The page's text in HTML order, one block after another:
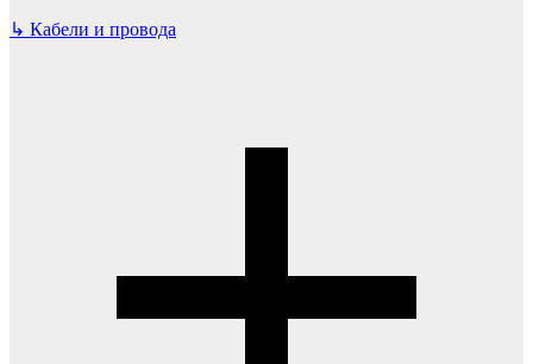
↳ Кабели и провода